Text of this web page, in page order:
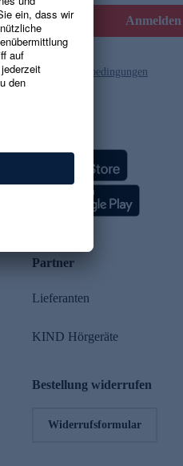
Anmelden
und die Gutscheinbedingungen
Partner
Lieferanten
KIND Hörgeräte
Bestellung widerrufen
Widerrufsformular